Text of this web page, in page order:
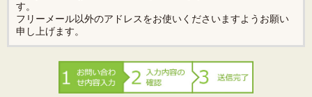
す。
フリーメール以外のアドレスをお使いくださいますようお願い
申し上げます。